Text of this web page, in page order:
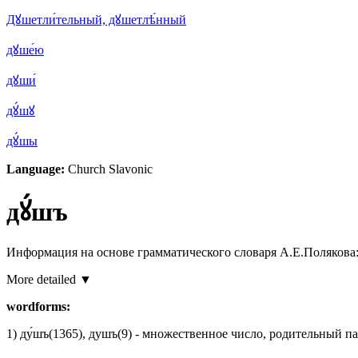
Дꙋшетли́тельный, дꙋшетлѣ́нный
дꙋше́ю
дꙋши́
дꙋ́шꙋ
дꙋ́шы
Language: Church Slavonic
дꙋ́шъ
Информация на основе грамматического словаря А.Е.Полякова:
More detailed ▼
wordforms:
1) ду́шъ(1365), душъ(9) - множественное число, родительный